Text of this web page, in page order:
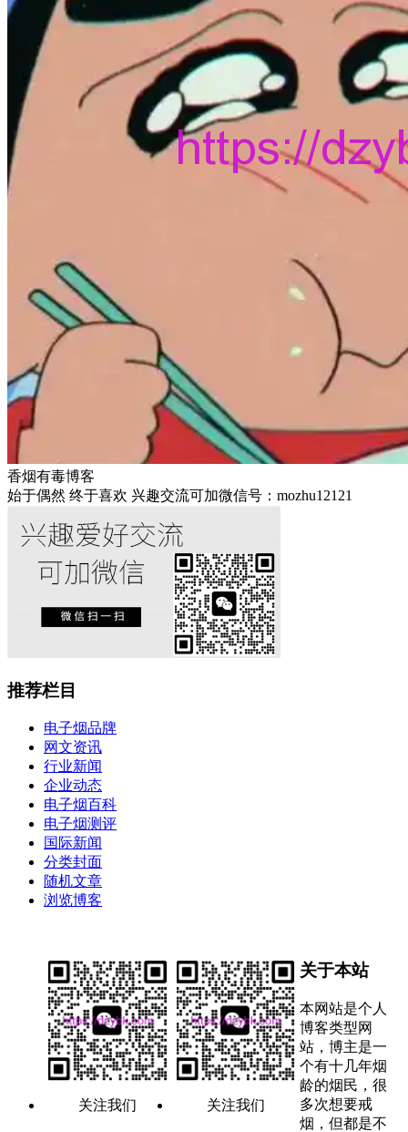
香烟有毒博客
始于偶然 终于喜欢 兴趣交流可加微信号：mozhu12121
推荐栏目
电子烟品牌
网文资讯
行业新闻
企业动态
电子烟百科
电子烟测评
国际新闻
分类封面
随机文章
浏览博客
关注我们 关注我们
关于本站
本网站是个人
博客类型网
站，博主是一
个有十几年烟
龄的烟民，很
多次想要戒
烟，但都是不